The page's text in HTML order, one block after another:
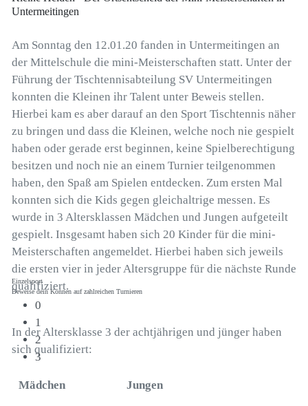
0
1
2
3
Untermeitingen
Am Sonntag den 12.01.20 fanden in Untermeitingen an
der Mittelschule die mini-Meisterschaften statt. Unter der
Führung der Tischtennisabteilung SV Untermeitingen
konnten die Kleinen ihr Talent unter Beweis stellen.
Hierbei kam es aber darauf an den Sport Tischtennis näher
zu bringen und dass die Kleinen, welche noch nie gespielt
haben oder gerade erst beginnen, keine Spielberechtigung
besitzen und noch nie an einem Turnier teilgenommen
haben, den Spaß am Spielen entdecken. Zum ersten Mal
konnten sich die Kids gegen gleichaltrige messen. Es
wurde in 3 Altersklassen Mädchen und Jungen aufgeteilt
gespielt. Insgesamt haben sich 20 Kinder für die mini-
Meisterschaften angemeldet. Hierbei haben sich jeweils
die ersten vier in jeder Altersgruppe für die nächste Runde
qualifiziert.
In der Altersklasse 3 der achtjährigen und jünger haben
sich qualifiziert:
Mädchen Jungen